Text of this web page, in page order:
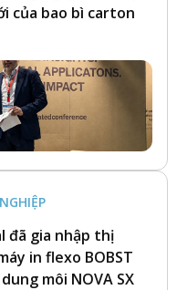
của bao bì carton
đã gia nhập thị
in flexo BOBST
môi NOVA SX